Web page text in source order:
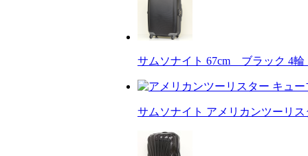
サムソナイト 67cm ブラック 4輪
サムソナイト アメリカンツーリス